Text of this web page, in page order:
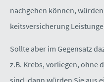
nachgehen können,
keitsversicherung
Sollte aber im Gegensatz
z.B. Krebs, vorliegen, ohne